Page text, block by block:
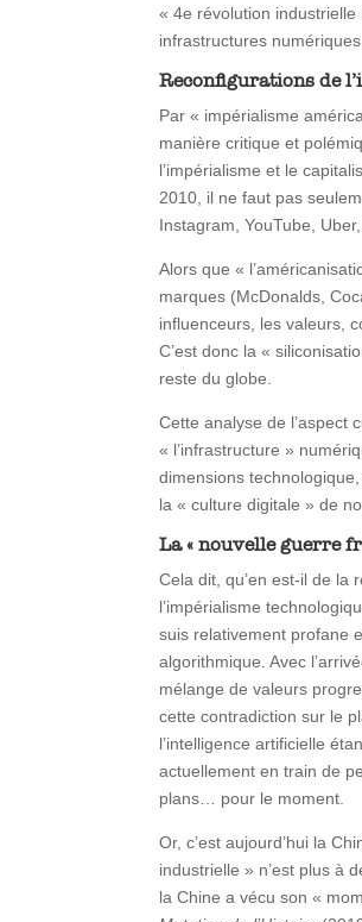
« 4e révolution
infrastructures
Reconfigurations de
Par « impérialisme
manière critique et
l’impérialisme et le
2010, il ne faut pas
Instagram, YouTube,
Alors que «
marques (McDonalds,
influenceurs, les valeurs,
C’est donc la «
reste du globe.
Cette analyse de l’aspect
« l’infrastructure »
dimensions
la « culture digitale » de
La « nouvelle guerre
Cela dit, qu’en est-il de la
l’impérialisme
suis relativement profane
algorithmique. Avec
mélange de valeurs
cette contradiction sur le
l’intelligence artificielle
actuellement en train de
plans… pour le moment.
Or, c’est aujourd’hui la
industrielle » n’est plus à
la Chine a vécu son «